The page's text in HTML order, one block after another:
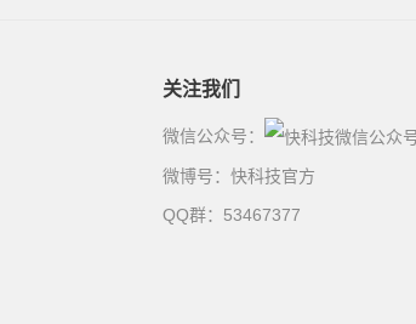
关注我们
微信公众号：
微博号： 快科技官方
QQ群：53467377